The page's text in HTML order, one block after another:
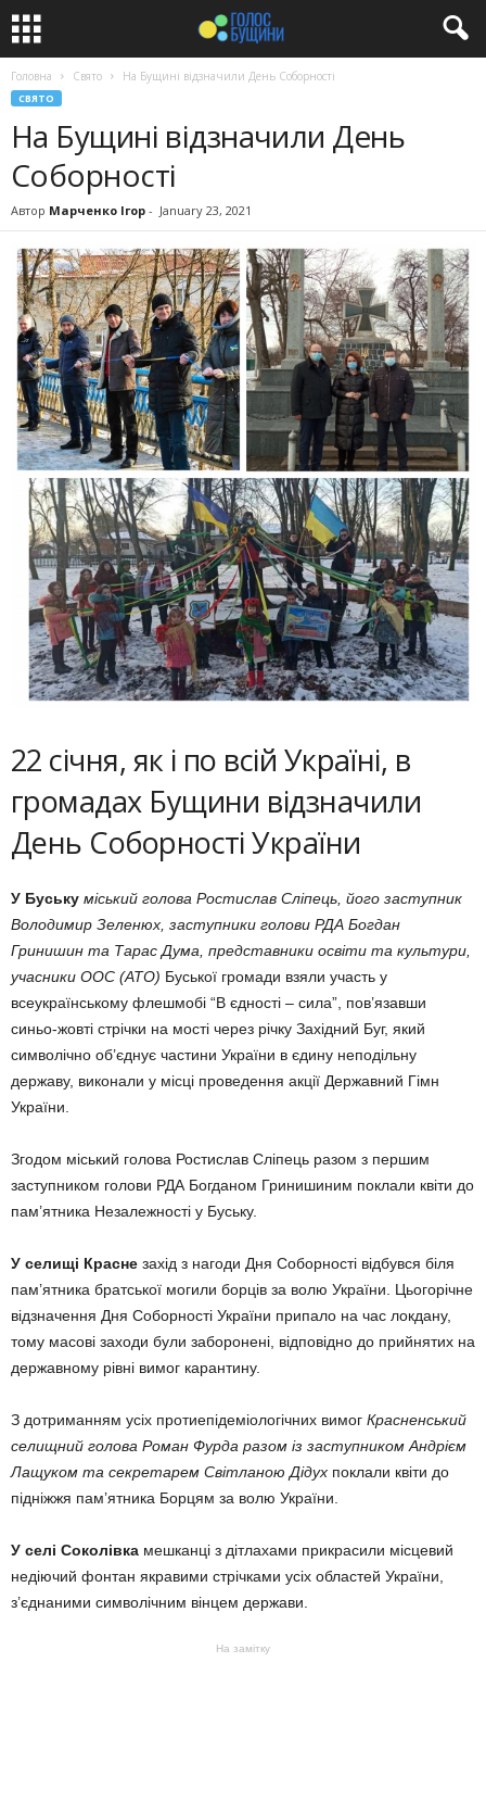
Головна Свято На Бущині відзначили День Соборності
СВЯТО
На Бущині відзначили День
Соборності
Автор Марченко Ігор - January 23, 2021
22 січня, як і по всій Україні, в
громадах Бущини відзначили
День Соборності України
У Буську міський голова Ростислав Сліпець, його заступник
Володимир Зеленюх, заступники голови РДА Богдан
Гринишин та Тарас Дума, представники освіти та культури,
учасники ООС (АТО) Буської громади взяли участь у
всеукраїнському флешмобі “В єдності – сила”, пов’язавши
синьо-жовті стрічки на мості через річку Західний Буг, який
символічно об’єднує частини України в єдину неподільну
державу, виконали у місці проведення акції Державний Гімн
України.
Згодом міський голова Ростислав Сліпець разом з першим
заступником голови РДА Богданом Гринишиним поклали квіти до
пам’ятника Незалежності у Буську.
У селищі Красне захід з нагоди Дня Соборності відбувся біля
пам’ятника братської могили борців за волю України. Цьогорічне
відзначення Дня Соборності України припало на час локдану,
тому масові заходи були заборонені, відповідно до прийнятих на
державному рівні вимог карантину.
З дотриманням усіх протиепідеміологічних вимог Красненський
селищний голова Роман Фурда разом із заступником Андрієм
Лащуком та секретарем Світланою Дідух поклали квіти до
підніжжя пам’ятника Борцям за волю України.
У селі Соколівка мешканці з дітлахами прикрасили місцевий
недіючий фонтан якравими стрічками усіх областей України,
з’єднаними символічним вінцем держави.
На замітку